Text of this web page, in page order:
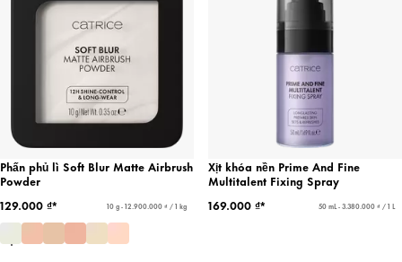
Phấn phủ lì Soft Blur Matte Airbrush
Powder
129.000 ₫*
10 g - 12.900.000 ₫ / 1 kg
Xịt khóa nền Prime And Fine
Multitalent Fixing Spray
169.000 ₫*
50 mL - 3.380.000 ₫ / 1 L